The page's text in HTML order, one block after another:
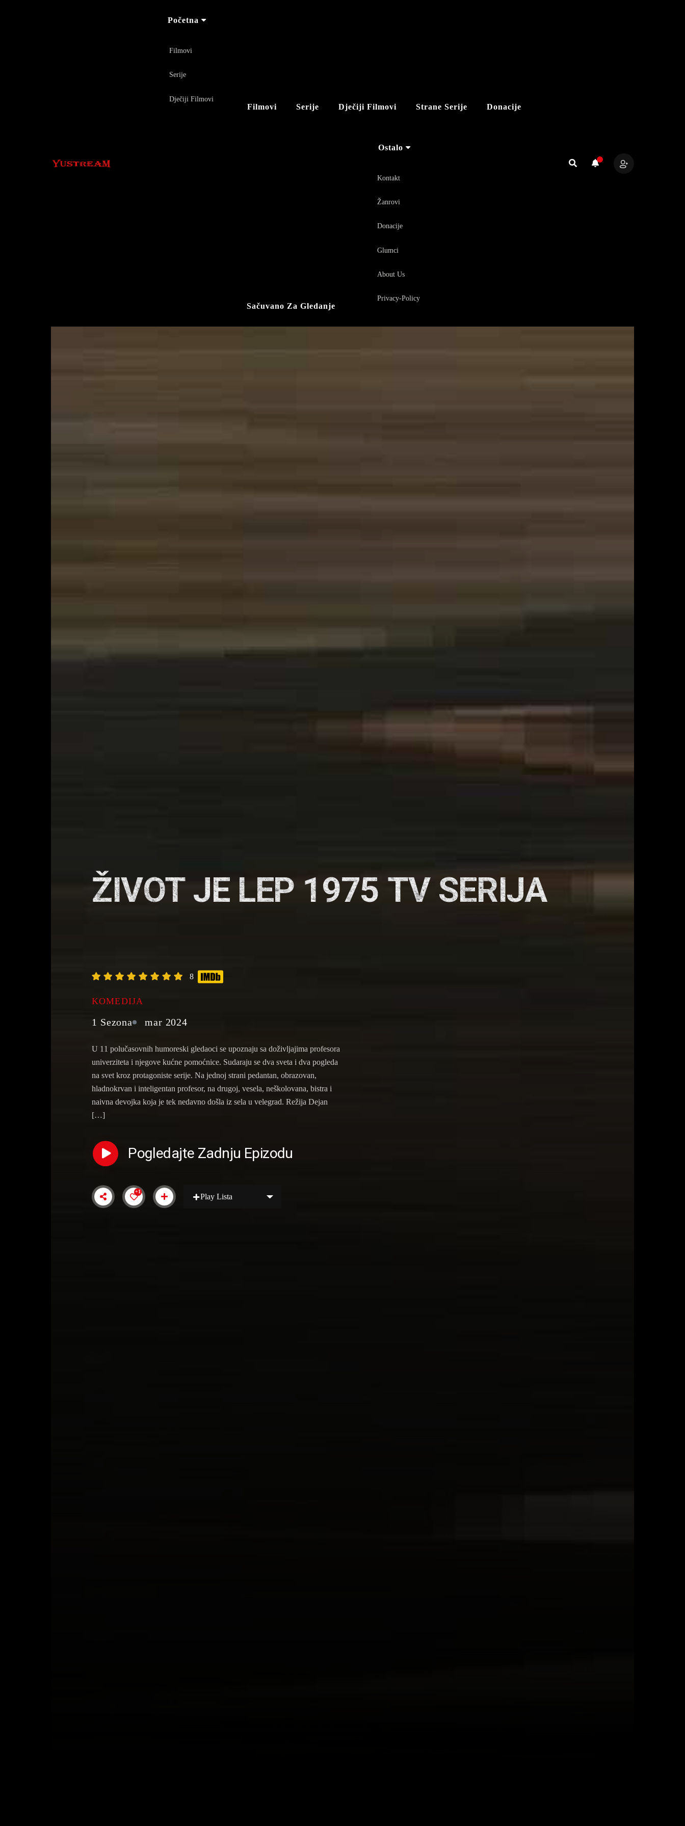
Početna
Filmovi
Serije
Dječiji Filmovi
Filmovi Serije Dječiji Filmovi Strane Serije Donacije
Sačuvano Za Gledanje
Ostalo
Kontakt
Žanrovi
Donacije
Glumci
About Us
Privacy-Policy
ŽIVOT JE LEP 1975 TV SERIJA
8
KOMEDIJA
1 Sezona mar 2024
U 11 polučasovnih humoreski gledaoci se upoznaju sa doživljajima profesora
univerziteta i njegove kućne pomoćnice. Sudaraju se dva sveta i dva pogleda
na svet kroz protagoniste serije. Na jednoj strani pedantan, obrazovan,
hladnokrvan i inteligentan profesor, na drugoj, vesela, neškolovana, bistra i
naivna devojka koja je tek nedavno došla iz sela u velegrad. Režija Dejan
[…]
Pogledajte Zadnju Epizodu
+1
Play Lista